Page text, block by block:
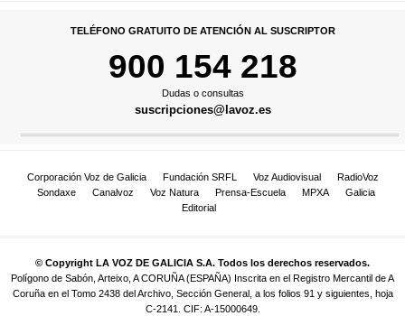
TELÉFONO GRATUITO DE ATENCIÓN AL SUSCRIPTOR
900 154 218
Dudas o consultas
suscripciones@lavoz.es
Corporación Voz de Galicia Fundación SRFL Voz Audiovisual
RadioVoz
Sondaxe
Canalvoz Voz Natura Prensa-Escuela MPXA
Galicia
Editorial
© Copyright LA VOZ DE GALICIA S.A. Todos los derechos reservados.
Polígono de Sabón, Arteixo, A CORUÑA (ESPAÑA) Inscrita en el Registro Mercantil de A
Coruña en el Tomo 2438 del Archivo, Sección General, a los folios 91 y siguientes, hoja
C-2141. CIF: A-15000649.